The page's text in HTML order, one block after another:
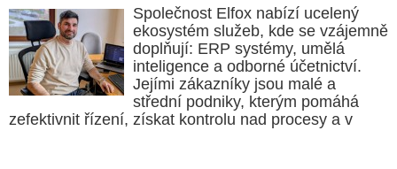
Společnost Elfox nabízí ucelený
ekosystém služeb, kde se vzájemně
doplňují: ERP systémy, umělá
inteligence a odborné účetnictví.
Jejími zákazníky jsou malé a
střední podniky, kterým pomáhá
zefektivnit řízení, získat kontrolu nad procesy a v